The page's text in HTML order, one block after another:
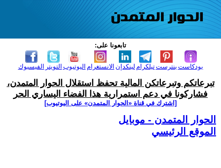
تابعونا على:
الفيسبوك التويتر اليوتيوب الانستغرام لينكدإن تيلكرامبنترست بودكاست
تبرعاتكم وتبرعاتكن المالية تحفظ استقلال الحوار المتمدن،
فشاركونا في دعم استمرارية هذا الفضاء اليساري الحر
[اشترك في قناة ‫«الحوار المتمدن» على اليوتيوب]
الحوار المتمدن - موبايل
الموقع الرئيسي